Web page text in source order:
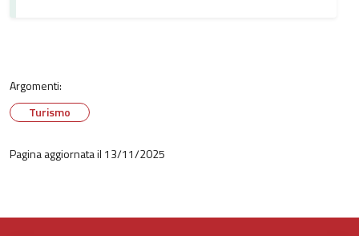
Argomenti:
Turismo
Pagina aggiornata il 13/11/2025